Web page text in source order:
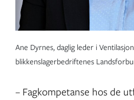
Ane Dyrnes, daglig leder i
blikkenslagerbedriftenes
– Fagkompetanse hos de